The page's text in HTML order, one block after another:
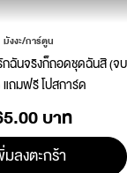
มังงะ/การ์ตูน
กฉันจริงก็ถอดชุดฉันสิ (จบ
แถมฟรี โปสการ์ด
บาท
มลงตะกร้า